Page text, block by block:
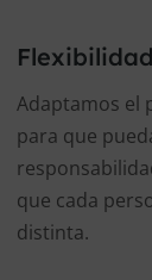
Adaptamos el
para que
que cada
distinta.